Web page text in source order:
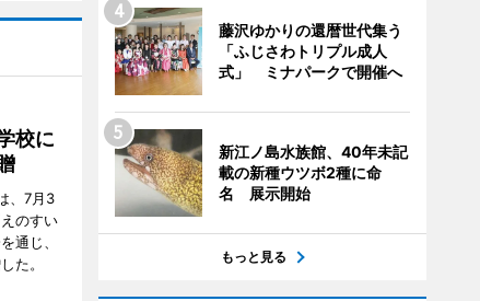
校に
、7月3
のすい
通じ、
た。
藤沢ゆかりの還暦世代集う
「ふじさわトリプル成人
式」 ミナパークで開催へ
新江ノ島水族館、40年未記
載の新種ウツボ2種に命
名 展示開始
もっと見る